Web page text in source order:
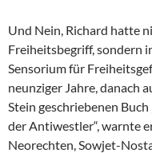
Und Nein, Richard hatte
Freiheitsbegriff, sondern
Sensorium für
neunziger Jahre, danach
Stein geschriebenen
der Antiwestler“, warnte
Neorechten, Sowjet-